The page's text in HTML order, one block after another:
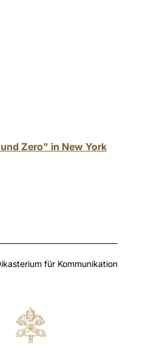
Zero" in New York
für Kommunikation